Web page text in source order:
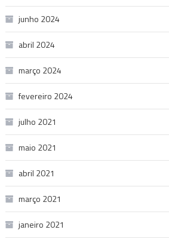
junho 2024
abril 2024
março 2024
fevereiro 2024
julho 2021
maio 2021
abril 2021
março 2021
janeiro 2021